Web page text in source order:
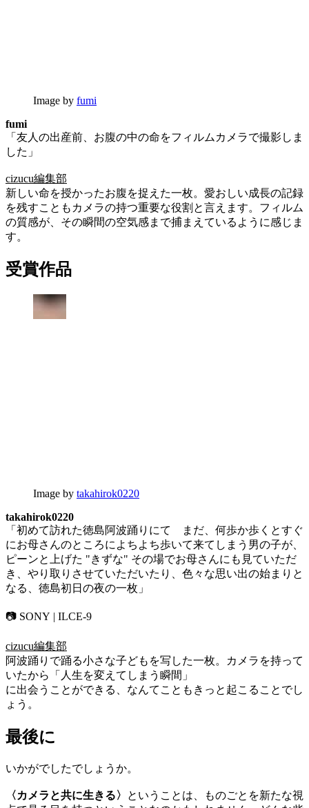
Image by fumi
fumi
「友人の出産前、お腹の中の命をフィルムカメラで撮影しま
した」
cizucu編集部
新しい命を授かったお腹を捉えた一枚。愛おしい成長の記録
を残すこともカメラの持つ重要な役割と言えます。フィルム
の質感が、その瞬間の空気感まで捕まえているように感じま
す。
受賞作品
Image by takahirok0220
takahirok0220
「初めて訪れた徳島阿波踊りにて まだ、何歩か歩くとすぐ
にお母さんのところによちよち歩いて来てしまう男の子が、
ピーンと上げた "きずな" その場でお母さんにも見ていただ
き、やり取りさせていただいたり、色々な思い出の始まりと
なる、徳島初日の夜の一枚」
📷 SONY | ILCE-9
cizucu編集部
阿波踊りで踊る小さな子どもを写した一枚。カメラを持って
いたから「人生を変えてしまう瞬間」
に出会うことができる、なんてこともきっと起こることでし
ょう。
最後に
いかがでしたでしょうか。
〈カメラと共に生きる〉
ということは、ものごとを新たな視